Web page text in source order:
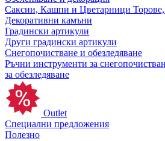
Саксии, Кашпи и Цветарници
Декоративни камъни
Градински артикули
Други градински артикули
Снегопочистване и обезледяване
Ръчни инструменти за
за обезледяване
Outlet
Специални предложения
Полезно